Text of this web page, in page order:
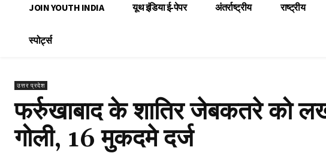
JOIN YOUTH INDIA यूथ इंडिया ई-पेपर अंतर्राष्ट्रीय राष्ट्रीय
स्पोर्ट्स
उत्तर प्रदेश
फर्रुखाबाद के शातिर जेबकतरे को
गोली, 16 मुकदमे दर्ज